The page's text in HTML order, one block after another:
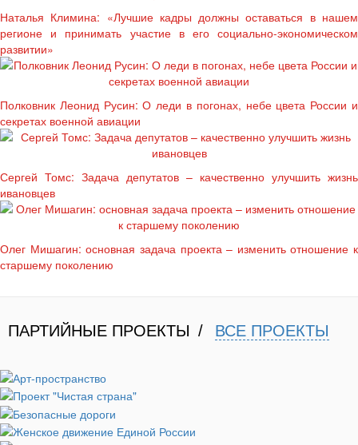
Наталья Климина: «Лучшие кадры должны оставаться в нашем
регионе и принимать участие в его социально-экономическом
развитии»
Полковник Леонид Русин: О леди в погонах, небе цвета России и
секретах военной авиации
Сергей Томс: Задача депутатов – качественно улучшить жизнь
ивановцев
Олег Мишагин: основная задача проекта – изменить отношение к
старшему поколению
ПАРТИЙНЫЕ ПРОЕКТЫ ВСЕ ПРОЕКТЫ